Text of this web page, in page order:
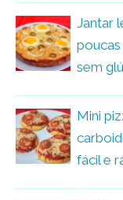
Jantar
sem
Mini
fácil e